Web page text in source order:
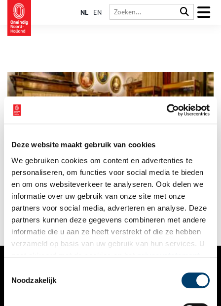
Deze website maakt gebruik van cookies
We gebruiken cookies om content en advertenties te
personaliseren, om functies voor social media te bieden
en om ons websiteverkeer te analyseren. Ook delen we
informatie over uw gebruik van onze site met onze
partners voor social media, adverteren en analyse. Deze
partners kunnen deze gegevens combineren met andere
informatie die u aan ze heeft verstrekt of die ze hebben
verzameld op basis van uw gebruik van hun services. U
Noodzakelijk
NL EN
Voor jonkheer Henri Sypesteyn was de toekomst zijn verleden.
In Loosdrecht bouwde hij een nieuw kasteel in oude stijl.
Weilanden toverde hij om in een 17e-eeuws park. Naar eigen
ontwerp. Bezoek kasteel-museum Sypesteyn en je betreedt de
droom van de jonkheer.
VERHALEN